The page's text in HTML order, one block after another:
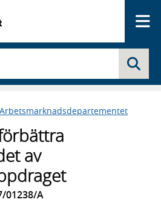
Arbetsmarknadsdepartementet
av
01238/A